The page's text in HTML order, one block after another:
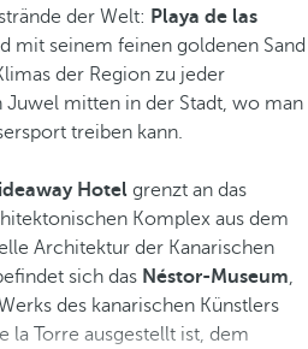
der Welt: Playa de las
mit seinem feinen goldenen Sand
der Region zu jeder
Juwel mitten in der Stadt, wo man
treiben kann.
Hotel grenzt an das
Komplex aus dem
Architektur der Kanarischen
sich das Néstor-Museum
des kanarischen Künstlers
la Torre ausgestellt ist, dem